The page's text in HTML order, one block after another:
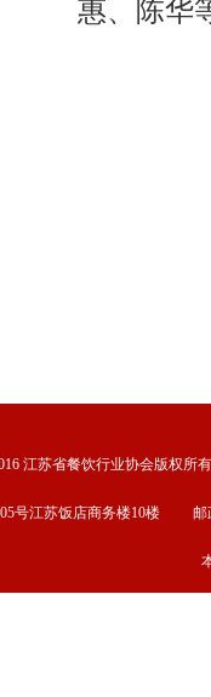
惠、陈华
江苏省餐饮行业协会版
号江苏饭店商务楼10楼